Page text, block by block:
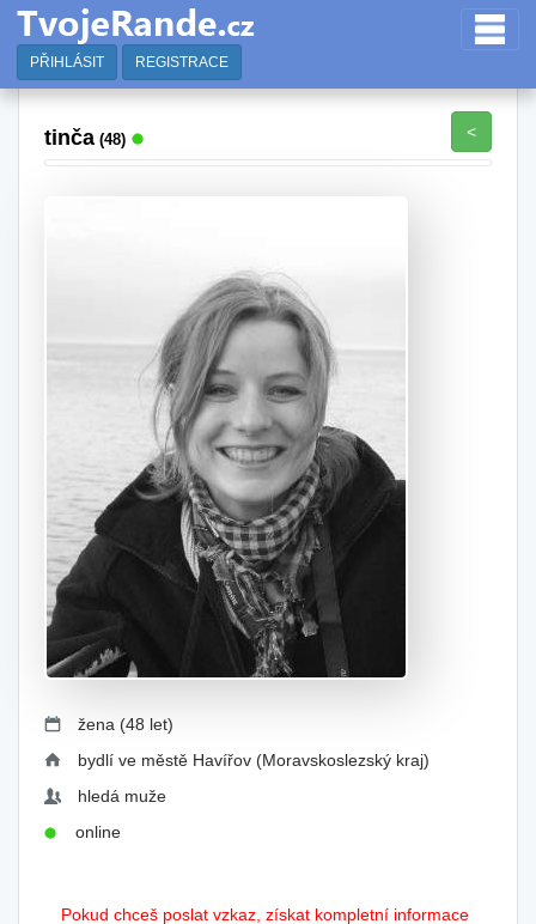
PŘIHLÁSIT REGISTRACE
tinča (48) <
žena (48 let)
bydlí ve městě Havířov (Moravskoslezský kraj)
hledá muže
online
Pokud chceš poslat vzkaz, získat kompletní informace